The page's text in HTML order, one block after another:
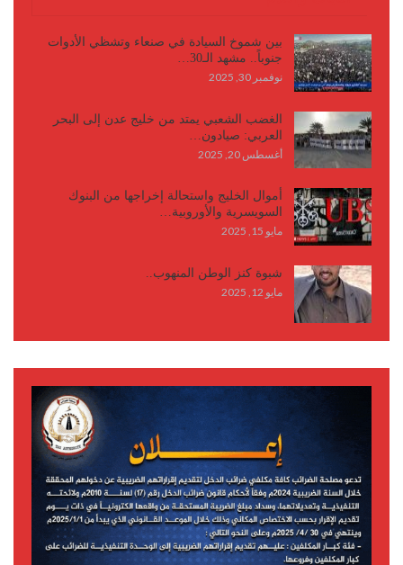
بين شموخ السيادة في صنعاء وتشظي الأدوات
جنوباً.. مشهد الـ30…
نوفمبر 30, 2025
الغضب الشعبي يمتد من خليج عدن إلى البحر
العربي: صيادون…
أغسطس 20, 2025
أموال الخليج واستحالة إخراجها من البنوك
السويسرية والأوروبية…
مايو 15, 2025
شبوة كنز الوطن المنهوب..
مايو 12, 2025